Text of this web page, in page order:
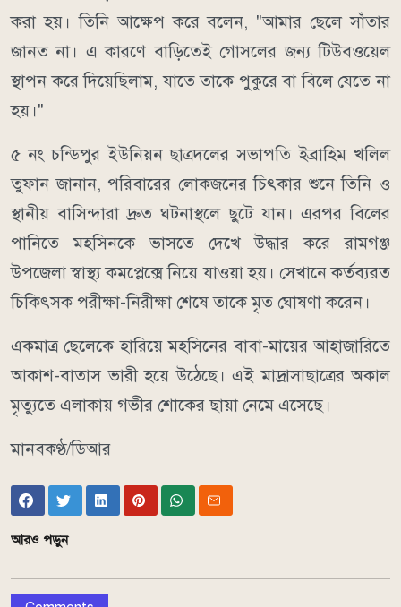
করা হয়। তিনি আক্ষেপ করে বলেন, "আমার ছেলে সাঁতার
জানত না। এ কারণে বাড়িতেই গোসলের জন্য টিউবওয়েল
স্থাপন করে দিয়েছিলাম, যাতে তাকে পুকুরে বা বিলে যেতে না
হয়।"
৫ নং চন্ডিপুর ইউনিয়ন ছাত্রদলের সভাপতি ইব্রাহিম খলিল
তুফান জানান, পরিবারের লোকজনের চিৎকার শুনে তিনি ও
স্থানীয় বাসিন্দারা দ্রুত ঘটনাস্থলে ছুটে যান। এরপর বিলের
পানিতে মহসিনকে ভাসতে দেখে উদ্ধার করে রামগঞ্জ
উপজেলা স্বাস্থ্য কমপ্লেক্সে নিয়ে যাওয়া হয়। সেখানে কর্তব্যরত
চিকিৎসক পরীক্ষা-নিরীক্ষা শেষে তাকে মৃত ঘোষণা করেন।
একমাত্র ছেলেকে হারিয়ে মহসিনের বাবা-মায়ের আহাজারিতে
আকাশ-বাতাস ভারী হয়ে উঠেছে। এই মাদ্রাসাছাত্রের অকাল
মৃত্যুতে এলাকায় গভীর শোকের ছায়া নেমে এসেছে।
মানবকণ্ঠ/ডিআর
আরও পড়ুন